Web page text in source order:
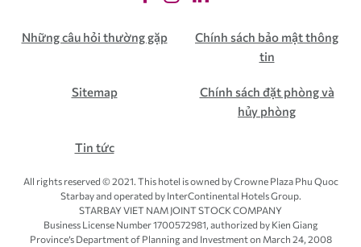
Những câu hỏi thường gặp
Chính sách bảo mật thông
tin
Sitemap
Chính sách đặt phòng và
hủy phòng
Tin tức
All rights reserved © 2021. This hotel is owned by Crowne Plaza Phu Quoc
Starbay and operated by InterContinental Hotels Group.
STARBAY VIET NAM JOINT STOCK COMPANY
Business License Number 1700572981, authorized by Kien Giang
Province’s Department of Planning and Investmenton March 24, 2008